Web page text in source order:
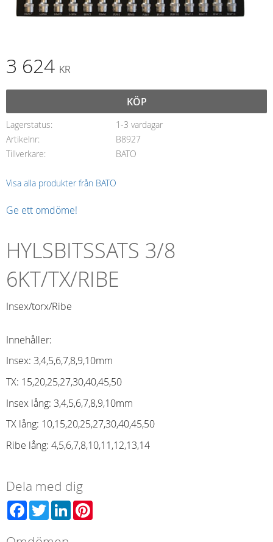
3 624 KR
KÖP
Lagerstatus
1-3 vardagar
Artikelnr
B8927
Tillverkare
BATO
Visa alla produkter från BATO
Ge ett omdöme!
HYLSBITSSATS 3/8
6KT/TX/RIBE
Insex/torx/Ribe
Innehåller:
Insex: 3,4,5,6,7,8,9,10mm
TX: 15,20,25,27,30,40,45,50
Insex lång: 3,4,5,6,7,8,9,10mm
TX lång: 10,15,20,25,27,30,40,45,50
Ribe lång: 4,5,6,7,8,10,11,12,13,14
Dela med dig
Facebook
TwitterLinkedIn